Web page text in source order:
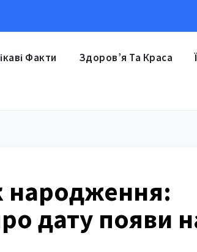
Факти Здоров’я Та Краса
народження:
дату появи